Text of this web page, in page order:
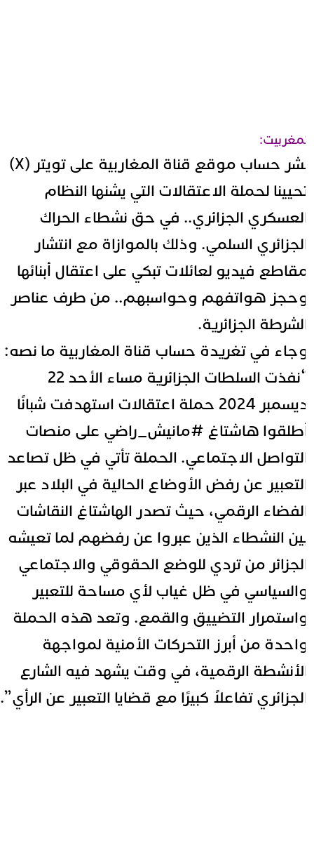
نشر حساب موقع قناة المغاربية على تويتر (X)
لحملة الاعتقالات التي يشنها النظام
الجزائري.. في حق نشطاء الحراك
السلمي. وذلك بالموازاة مع انتشار
فيديو لعائلات تبكي على اعتقال أبنائها
هواتفهم وحواسبهم.. من طرف عناصر
الجزائرية.
في تغريدة حساب قناة المغاربية ما نصه:
“نفذت السلطات الجزائرية مساء الأحد 22
ديسمبر 2024 حملة اعتقالات استهدفت شبانًا
هاشتاغ#مانيش_راضيعلى منصات
الاجتماعي. الحملة تأتي في ظل تصاعد
عن رفض الأوضاع الحالية في البلاد عبر
الرقمي، حيث تصدر الهاشتاغ النقاشات
النشطاء الذين عبروا عن رفضهم لما تعيشه
من تردي للوضع الحقوقي والاجتماعي
في ظل غياب لأي مساحة للتعبير
التضييق والقمع. وتعد هذه الحملة
من أبرز التحركات الأمنية لمواجهة
الرقمية، في وقت يشهد فيه الشارع
تفاعلاً كبيرًا مع قضايا التعبير عن الرأي”.